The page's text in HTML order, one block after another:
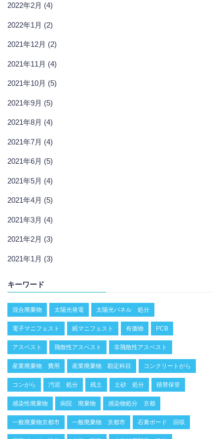
2022年2月 (4)
2022年1月 (2)
2021年12月 (2)
2021年11月 (4)
2021年10月 (5)
2021年9月 (5)
2021年8月 (4)
2021年7月 (4)
2021年6月 (5)
2021年5月 (4)
2021年4月 (5)
2021年3月 (4)
2021年2月 (3)
2021年1月 (3)
キーワード
混合廃棄物 太陽光発電 太陽光パネル 処分
電子マニフェスト 紙マニフェスト 有価物 PCB
アスベスト 飛散性アスベスト 非飛散性アスベスト
産業廃棄物 費用 産業廃棄物 勘定科目 コンクリートがら
コンがら 汚泥 処分 残土 土砂 処分 積替保管
感染性廃棄物 病院 廃棄物 感染物処分 京都
一般廃棄物京都市 一般廃棄物 京都市 石膏ボード 回収